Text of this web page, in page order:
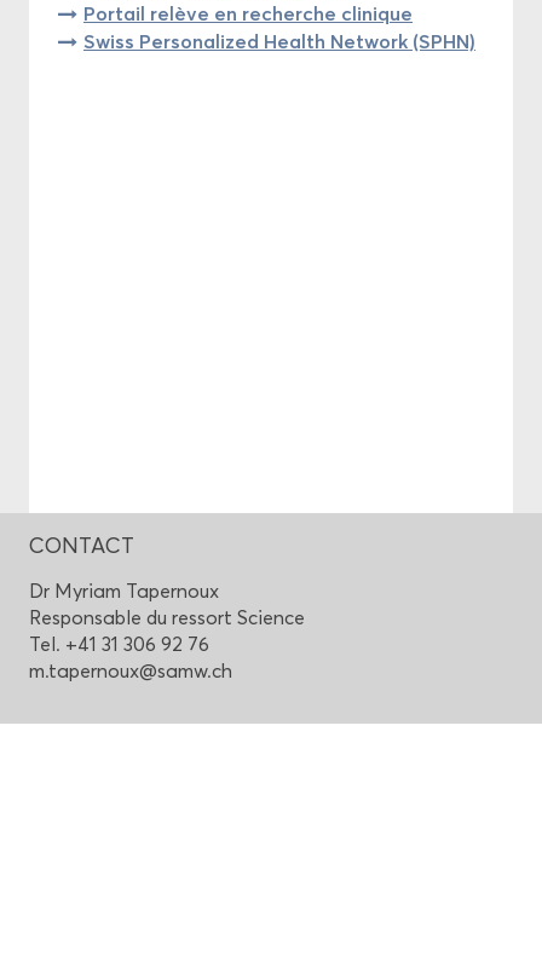
Por­tail re­lève en re­cherche cli­nique
Swiss Per­so­na­li­zed Health Net­work (SPHN)
CONTACT
Dr My­riam Ta­per­noux
Res­pon­sable du res­sort Science
Tel. +41 31 306 92 76
m.ta­per­noux@samw.ch